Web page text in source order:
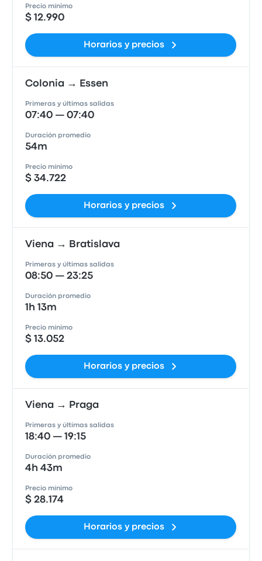
Precio mínimo
$ 12.990
Horarios y precios
Colonia → Essen
Primeras y últimas salidas
07:40 — 07:40
Duración promedio
54m
Precio mínimo
$ 34.722
Horarios y precios
Viena → Bratislava
Primeras y últimas salidas
08:50 — 23:25
Duración promedio
1h 13m
Precio mínimo
$ 13.052
Horarios y precios
Viena → Praga
Primeras y últimas salidas
18:40 — 19:15
Duración promedio
4h 43m
Precio mínimo
$ 28.174
Horarios y precios